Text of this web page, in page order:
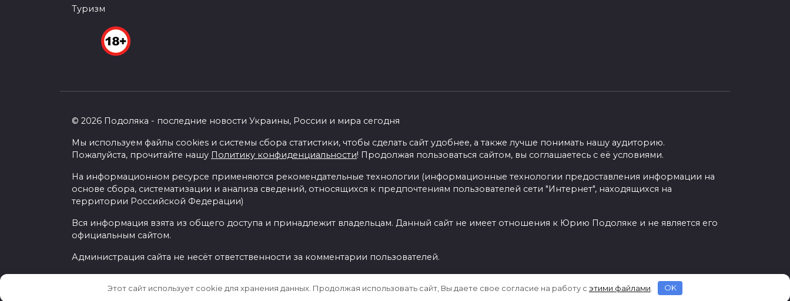
Туризм
© 2026 Подоляка - последние новости Украины, России и мира сегодня
Мы используем файлы cookies и системы сбора статистики, чтобы сделать сайт удобнее, а также лучше понимать нашу аудиторию.
Пожалуйста, прочитайте нашу Политику конфиденциальности! Продолжая пользоваться сайтом, вы соглашаетесь с её условиями.
На информационном ресурсе применяются рекомендательные технологии (информационные технологии предоставления информации на
основе сбора, систематизации и анализа сведений, относящихся к предпочтениям пользователей сети "Интернет", находящихся на
территории Российской Федерации)
Вся информация взята из общего доступа и принадлежит владельцам. Данный сайт не имеет отношения к Юрию Подоляке и не является его
официальным сайтом.
Администрация сайта не несёт ответственности за комментарии пользователей.
Этот сайт использует cookie для хранения данных. Продолжая использовать сайт, Вы даете свое согласие на работу с этими файлами OK